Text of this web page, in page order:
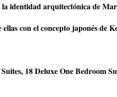
la identidad arquitectónica de
con el concepto japonés de
18 Deluxe One Bedroom